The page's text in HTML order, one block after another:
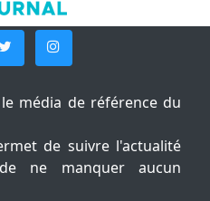
média de référence du
de suivre l'actualité
ne manquer aucun